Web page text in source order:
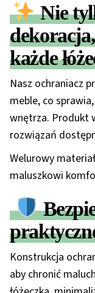
Nie
każde
Nasz ochraniacz
meble, co
wnętrza. Produkt
rozwiązań
Welurowy
maluszkowi
Konstrukcja
aby chronić